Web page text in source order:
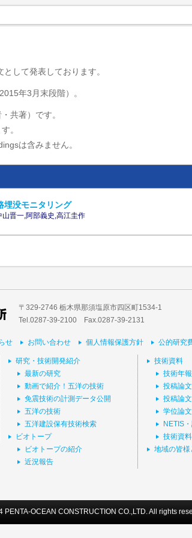
して発表しております。
年3月末段階）。
共著）です。
。
は含みません。
埋没モニタリング
晋一,阿部義史,高江圭作
〒329-2746 栃木県那須塩原市四区町1534-1
Tel.0287-39‐2100 Fax.0287-39-2131
せ お問い合わせ 個人情報保護方針 公的研究
研究・技術開発紹介
最新の研究
動画で紹介！五洋の技術
免震技術の計測データ公開
五洋の技術
五洋建設保有技術検索
ビオトープ
ビオトープの紹介
近況報告
技術資料
技術年
投稿論
投稿論
学位論
NETIS
技術資
地域の皆様
PENTA-OCEAN CONSTRUCTION CO.,LTD. All rights